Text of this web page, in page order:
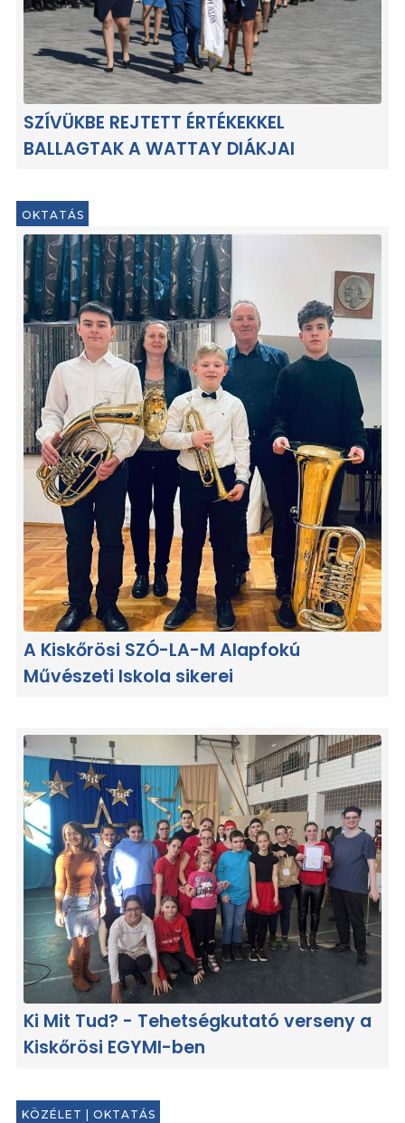
SZÍVÜKBE REJTETT ÉRTÉKEKKEL
BALLAGTAK A WATTAY DIÁKJAI
OKTATÁS
A Kiskőrösi SZÓ-LA-M Alapfokú
Művészeti Iskola sikerei
Ki Mit Tud? - Tehetségkutató verseny a
Kiskőrösi EGYMI-ben
KÖZÉLET | OKTATÁS